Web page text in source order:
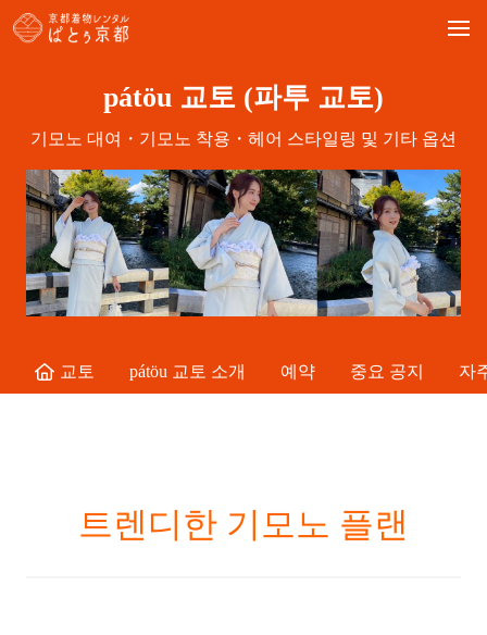
Skip
pátöu 교토 (파투 교토)
기모노 대여・기모노 착용・헤어 스타일링 및 기타 옵션
교토 pátöu 교토 소개 예약 중요 공지 자
트렌디한 기모노 플랜